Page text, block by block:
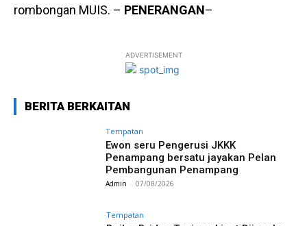
rombongan MUIS. – PENERANGAN–
ADVERTISEMENT
BERITA BERKAITAN
Tempatan
Ewon seru Pengerusi JKKK
Penampang bersatu jayakan Pelan
Pembangunan Penampang
Admin - 07/08/2026
Tempatan